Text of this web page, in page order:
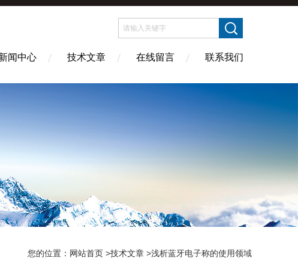
闻中心 技术文章 在线留言 联系我们
您的位置： 网站首页 >技术文章 >浅析蓝牙电子称的使用领域